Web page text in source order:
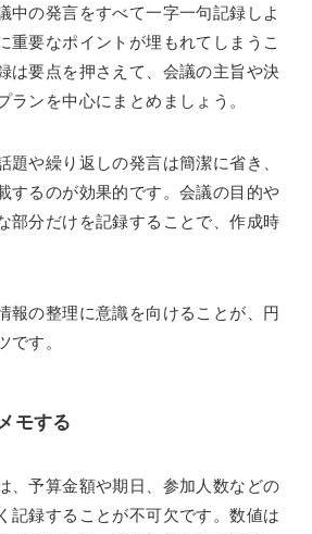
中の発言をすべて一字一句記録しよ
重要なポイントが埋もれてしまうこ
は要点を押さえて、会議の主旨や決
ランを中心にまとめましょう。
題や繰り返しの発言は簡潔に省き、
するのが効果的です。会議の目的や
部分だけを記録することで、作成時
報の整理に意識を向けることが、円
です。
モする
、予算金額や期日、参加人数などの
記録することが不可欠です。数値は